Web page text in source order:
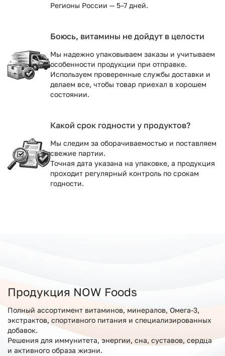
Регионы России — 5–7 дней.
Боюсь, витамины не дойдут в целости
Мы надежно упаковываем заказы и учитываем
особенности продукции при отправке.
Используем проверенные службы доставки и
делаем все, чтобы товар приехал в хорошем
состоянии.
Какой срок годности у продуктов?
Мы следим за оборачиваемостью и поставляем
свежие партии.
Точная дата указана на упаковке, а продукция
проходит регулярный контроль по срокам
годности.
Продукция NOW Foods
Полный ассортимент витаминов, минералов, Омега-3,
экстрактов, спортивного питания и специализированных
добавок.
Решения для иммунитета, энергии, сна, суставов, сердца
и активного образа жизни.